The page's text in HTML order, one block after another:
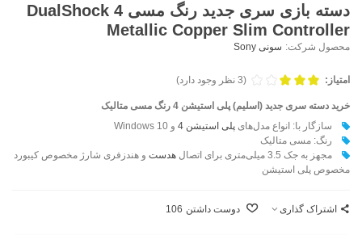
دسته بازی سری جدید رنگ مسی DualShock 4
Metallic Copper Slim Controller
محصول شرکت: سونی Sony
امتیاز: (3 نظر وجود دارد)
خرید دسته سری جدید (اسلیم) پلی استیشن 4 رنگ مسی متالیک
سازگار با:انواع مدل‌هایپلی استیشن 4
و Windows 10
رنگ: مسی متالیک
مجهز به جک 3.5 میلی‌متری برای اتصال
هدست و هندزفری شارژ مخصوص کیبورد
مخصوص پلی استیشن
اشتراک گذاری دوست داشتن 106